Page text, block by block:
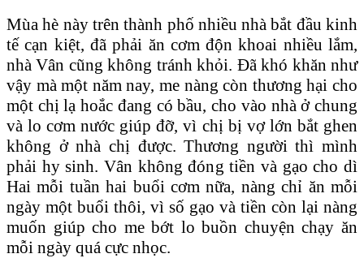
Mùa hè này trên thành phố nhiều nhà bắt đầu kinh
tế cạn kiệt, đã phải ăn cơm độn khoai nhiều lắm,
nhà Vân cũng không tránh khỏi. Đã khó khăn như
vậy mà một năm nay, me nàng còn thương hại cho
một chị lạ hoắc đang có bầu, cho vào nhà ở chung
và lo cơm nước giúp đỡ, vì chị bị vợ lớn bắt ghen
không ở nhà chị được. Thương người thì mình
phải hy sinh. Vân không đóng tiền và gạo cho dì
Hai mỗi tuần hai buổi cơm nữa, nàng chỉ ăn mỗi
ngày một buổi thôi, vì số gạo và tiền còn lại nàng
muốn giúp cho me bớt lo buồn chuyện chạy ăn
mỗi ngày quá cực nhọc.